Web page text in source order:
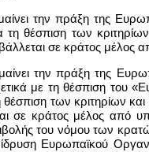
την πράξη της
τη θέσπιση των
σε κράτος μέλος
την πράξη της
με τη θέσπιση του
των κριτηρίων
σε κράτος μέλος από
του νόμου των
Ευρωπαϊκού